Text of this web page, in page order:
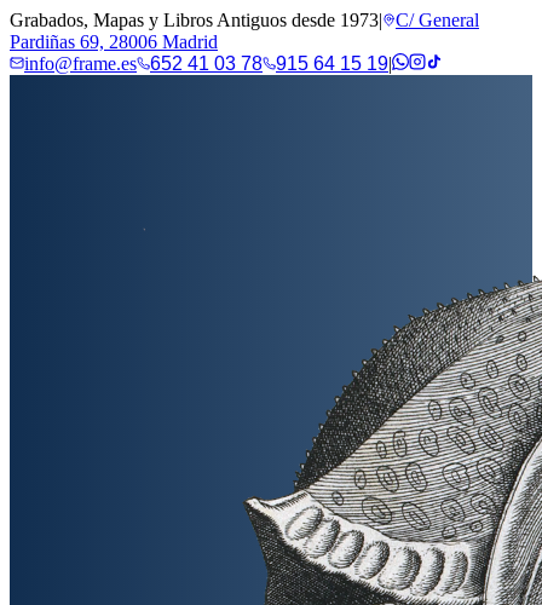
Grabados, Mapas y Libros Antiguos desde 1973|
C/ General
Pardiñas 69, 28006 Madrid
info@frame.es
652 41 03 78 915 64 15 19|